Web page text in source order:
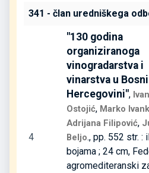
341 - član uredniškega
4
"130 godina
organiziranoga
vinogradarstva i
vinarstva u
Hercegovini", Ivan
Ostojić, Marko
Adrijana Filipović,
Beljo., pp. 552 str. :
bojama ; 24 cm,
agromediteranski